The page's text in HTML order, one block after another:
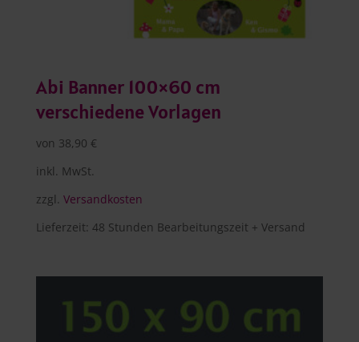
Abi Banner 100×60 cm
verschiedene Vorlagen
von 38,90 €
inkl. MwSt.
zzgl. Versandkosten
Lieferzeit: 48 Stunden Bearbeitungszeit + Versand